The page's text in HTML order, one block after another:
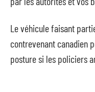
Le véhicule faisant
contrevenant canadien
posture si les policiers